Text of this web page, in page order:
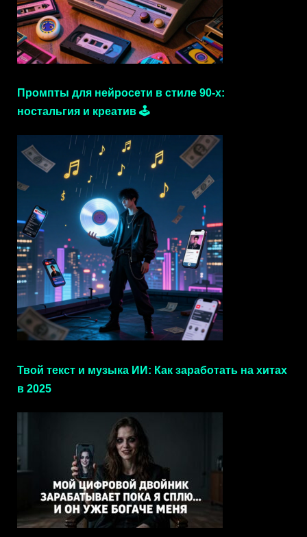
Промпты для нейросети в стиле 90-х:
ностальгия и креатив 🕹️
Твой текст и музыка ИИ: Как заработать на хитах
в 2025